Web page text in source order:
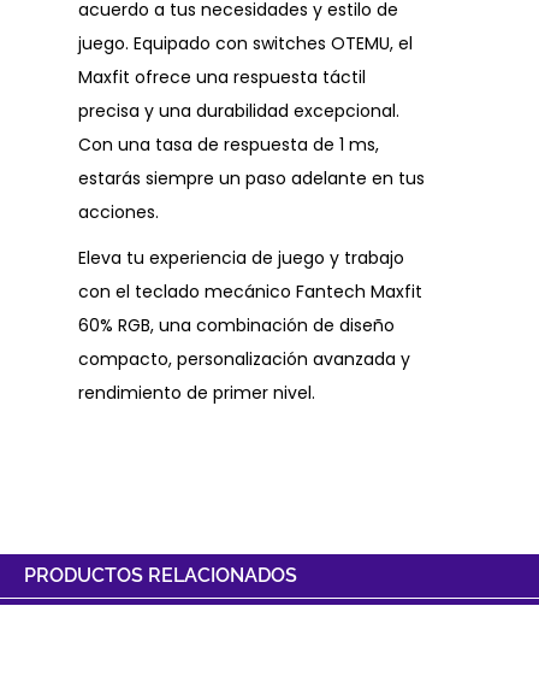
acuerdo a tus necesidades y estilo de
juego. Equipado con switches OTEMU, el
Maxfit ofrece una respuesta táctil
precisa y una durabilidad excepcional.
Con una tasa de respuesta de 1 ms,
estarás siempre un paso adelante en tus
acciones.
Eleva tu experiencia de juego y trabajo
con el teclado mecánico Fantech Maxfit
60% RGB, una combinación de diseño
compacto, personalización avanzada y
rendimiento de primer nivel.
PRODUCTOS RELACIONADOS